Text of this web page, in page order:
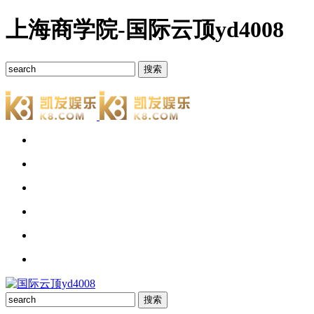
上海商学院-国际云顶yd4008